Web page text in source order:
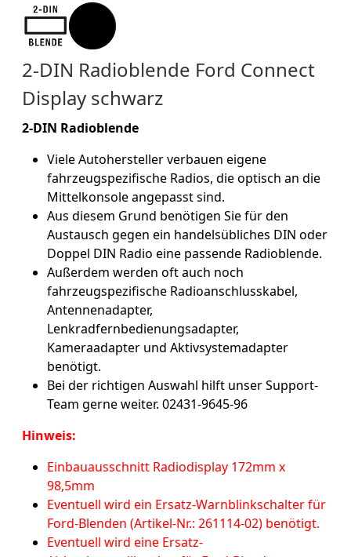
2-DIN Radioblende Ford Connect
Display schwarz
2-DIN Radioblende
Viele Autohersteller verbauen eigene
fahrzeugspezifische Radios, die optisch an die
Mittelkonsole angepasst sind.
Aus diesem Grund benötigen Sie für den
Austausch gegen ein handelsübliches DIN oder
Doppel DIN Radio eine passende Radioblende.
Außerdem werden oft auch noch
fahrzeugspezifische Radioanschlusskabel,
Antennenadapter,
Lenkradfernbedienungsadapter,
Kameraadapter und Aktivsystemadapter
benötigt.
Bei der richtigen Auswahl hilft unser Support-
Team gerne weiter. 02431-9645-96
Hinweis:
Einbauausschnitt Radiodisplay 172mm x
98,5mm
Eventuell wird ein Ersatz-Warnblinkschalter für
Ford-Blenden (Artikel-Nr.: 261114-02) benötigt.
Eventuell wird eine Ersatz-